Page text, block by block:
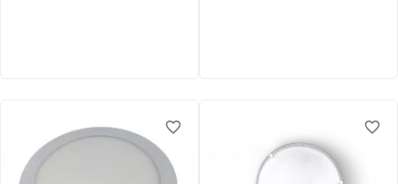
favorite_border
favorite_border
favorite_border favorite_border
favorite_border
favorite_border